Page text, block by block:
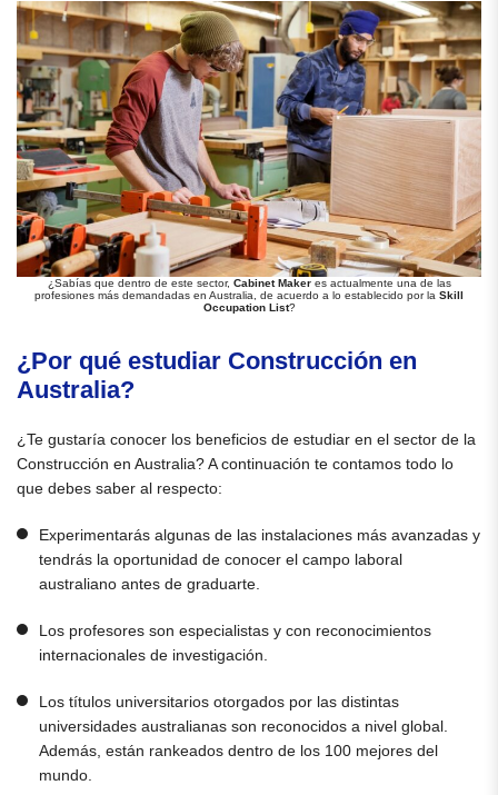
¿Sabías que dentro de este sector, Cabinet Makeres actualmente una de las
profesiones más demandadas en Australia, de acuerdo a lo establecido por la Skill
Occupation List?
¿Por qué estudiar Construcción en
Australia?
¿Te gustaría conocer los beneficios de estudiar en el sector de la
Construcción en Australia? A continuación te contamos todo lo
que debes saber al respecto:
Experimentarás algunas de las instalaciones más avanzadas y
tendrás la oportunidad de conocer el campo laboral
australiano antes de graduarte.
Los profesores son especialistas y con reconocimientos
internacionales de investigación.
Los títulos universitarios otorgados por las distintas
universidades australianas son reconocidos a nivel global.
Además, están rankeados dentro de los 100 mejores del
mundo.